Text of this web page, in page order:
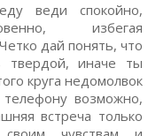
веди спокойно,
избегая
дай понять, что
иначе ты
круга недомолвок
возможно,
встреча только